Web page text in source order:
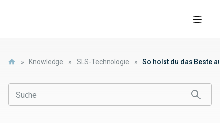
» Knowledge » SLS-Technologie » So holst du das Beste